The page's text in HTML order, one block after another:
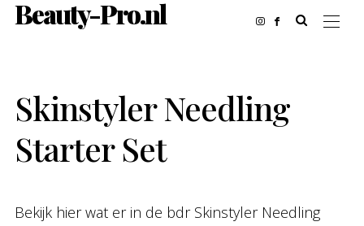
Beauty-Pro.nl
Skinstyler Needling
Starter Set
Bekijk hier wat er in de bdr Skinstyler Needling